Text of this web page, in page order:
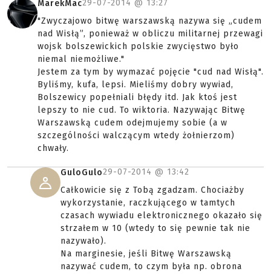
MarekMac29-07-2014 @ 13:27
"Zwyczajowo bitwę warszawską nazywa się „cudem
nad Wisłą”, ponieważ w obliczu militarnej przewagi
wojsk bolszewickich polskie zwycięstwo było
niemal niemożliwe."
Jestem za tym by wymazać pojęcie "cud nad Wisłą".
Byliśmy, kufa, lepsi. Mieliśmy dobry wywiad,
Bolszewicy popełniali błędy itd. Jak ktoś jest
lepszy to nie cud. To wiktoria. Nazywając Bitwę
Warszawską cudem odejmujemy sobie (a w
szczególności walczącym wtedy żołnierzom)
chwały.
GuloGulo29-07-2014 @ 13:42
Całkowicie się z Tobą zgadzam. Chociażby
wykorzystanie, raczkującego w tamtych
czasach wywiadu elektronicznego okazało się
strzałem w 10 (wtedy to się pewnie tak nie
nazywało).
Na marginesie, jeśli Bitwę Warszawską
nazywać cudem, to czym była np. obrona